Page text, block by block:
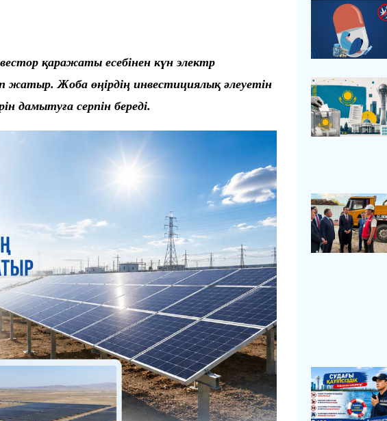
қаражаты есебінен күн электр
Жоба өңірдің инвестициялық әлеуетін
дамытуға серпін береді.